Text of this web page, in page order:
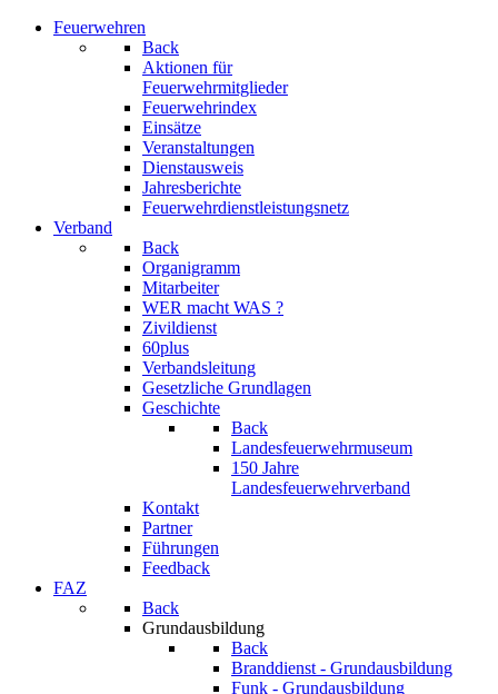
Feuerwehren
Back
Aktionen für
Feuerwehrmitglieder
Feuerwehrindex
Einsätze
Veranstaltungen
Dienstausweis
Jahresberichte
Feuerwehrdienstleistungsnetz
Verband
Back
Organigramm
Mitarbeiter
WER macht WAS ?
Zivildienst
60plus
Verbandsleitung
Gesetzliche Grundlagen
Geschichte
Back
Landesfeuerwehrmuseum
150 Jahre
Landesfeuerwehrverband
Kontakt
Partner
Führungen
Feedback
FAZ
Back
Grundausbildung
Back
Branddienst - Grundausbildung
Funk - Grundausbildung